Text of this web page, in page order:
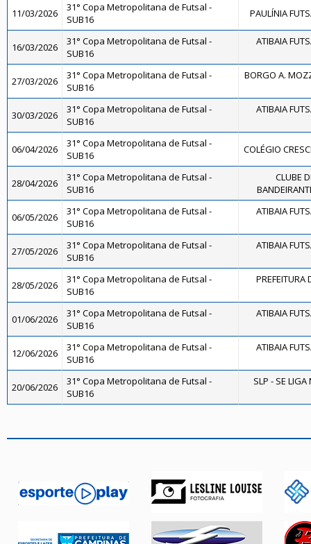
11/03/2026
31° Copa Metropolitana de Futsal -
SUB16
PAULÍNIA
16/03/2026
31° Copa Metropolitana de Futsal -
SUB16
ATIBAIA
27/03/2026
31° Copa Metropolitana de Futsal -
SUB16
BORGO A.
30/03/2026
31° Copa Metropolitana de Futsal -
SUB16
ATIBAIA
06/04/2026
31° Copa Metropolitana de Futsal -
SUB16
COLÉGIO
28/04/2026
31° Copa Metropolitana de Futsal -
SUB16
CLUBE
06/05/2026
31° Copa Metropolitana de Futsal -
SUB16
ATIBAIA
27/05/2026
31° Copa Metropolitana de Futsal -
SUB16
ATIBAIA
28/05/2026
31° Copa Metropolitana de Futsal -
SUB16
PREFEITURA
01/06/2026
31° Copa Metropolitana de Futsal -
SUB16
ATIBAIA
12/06/2026
31° Copa Metropolitana de Futsal -
SUB16
ATIBAIA
20/06/2026
31° Copa Metropolitana de Futsal -
SUB16
SLP - SE LIGA